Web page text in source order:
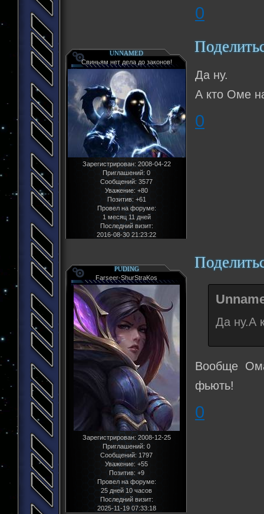
0
UNNAMED
Свиньям нет дела до законов!
Зарегистрирован: 2008-04-22
Приглашений: 0
Сообщений: 3577
Уважение: +80
Позитив: +61
Провел на форуме:
1 месяц 11 дней
Последний визит:
2016-08-30 21:23:22
Да ну.
А кто Оме
0
PUDING
Farseer-ShurStraKos
Зарегистрирован: 2008-12-25
Приглашений: 0
Сообщений: 1797
Уважение: +55
Позитив: +9
Провел на форуме:
25 дней 10 часов
Последний визит:
2025-11-19 07:33:18
Да ну.А
Вообще
фьють!
0